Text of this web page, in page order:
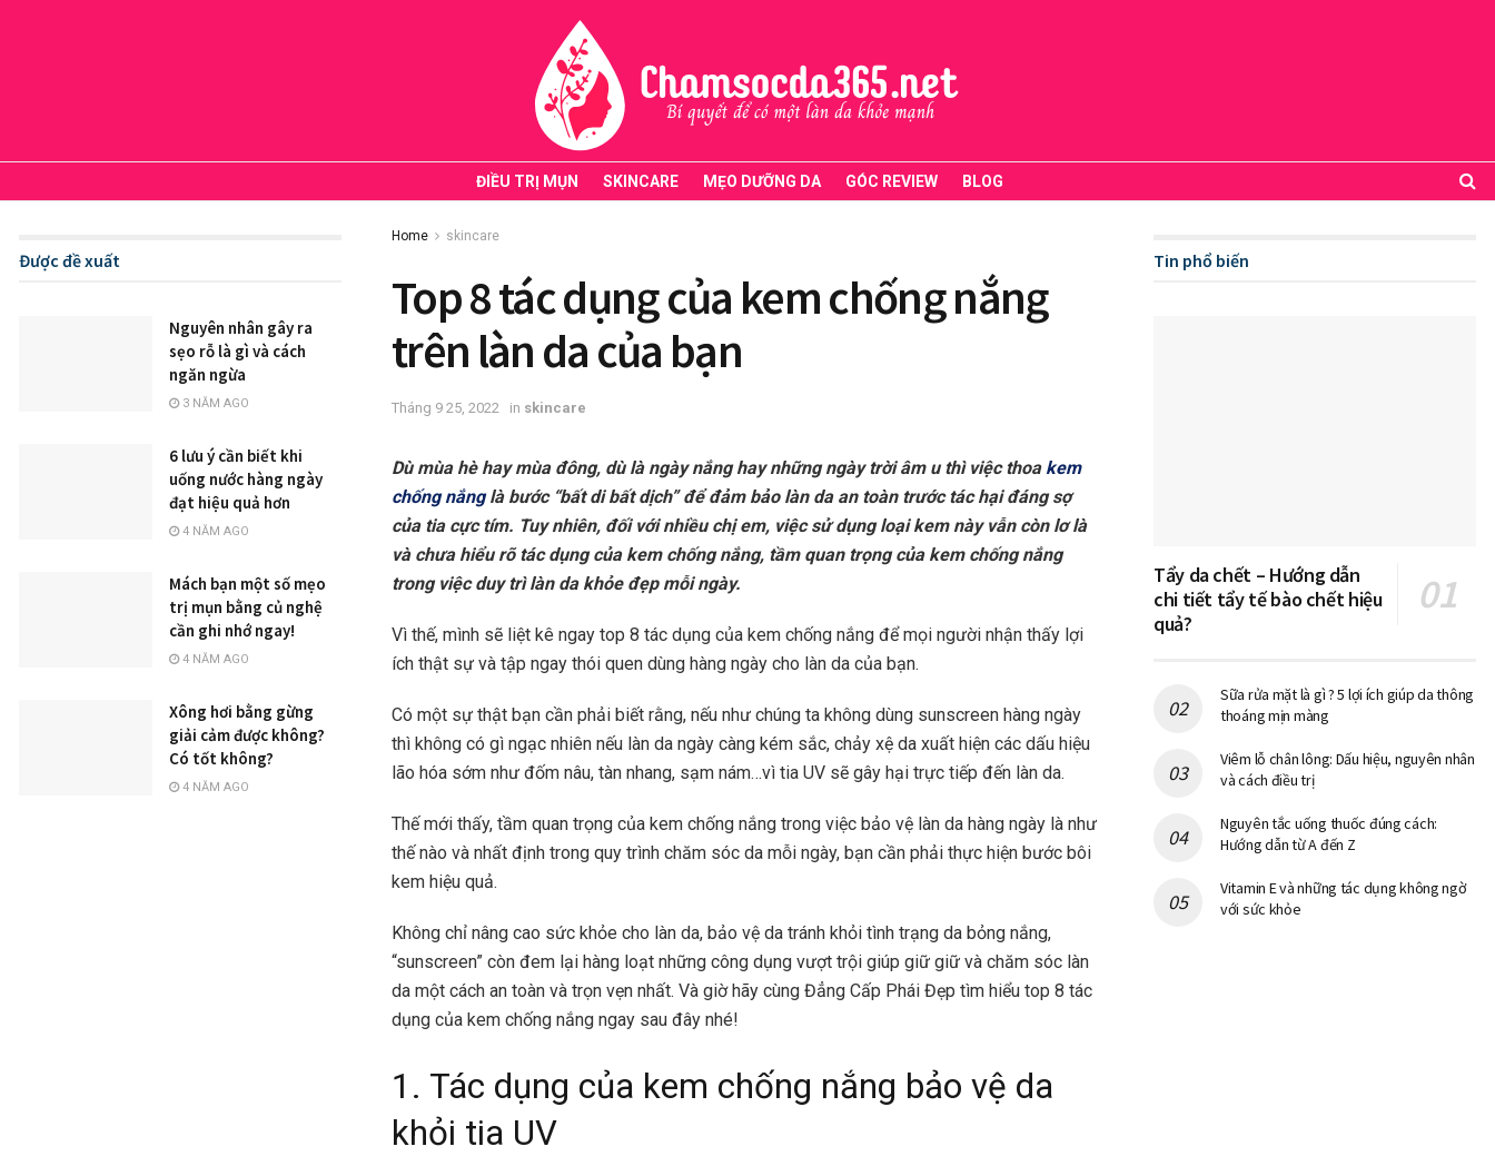
ĐIỀU TRỊ MỤN SKINCARE MẸO DƯỠNG DA GÓC REVIEW BLOG
Home skincare
Top 8 tác dụng của kem chống nắng
trên làn da của bạn
Tháng 9 25, 2022 in skincare
Dù mùa hè hay mùa đông, dù là ngày nắng hay những ngày trời âm u thì việc thoa kem
chống nắnglà bước “bất di bất dịch” để đảm bảo làn da an toàn trước tác hại đáng sợ
của tia cực tím. Tuy nhiên, đối với nhiều chị em, việc sử dụng loại kem này vẫn còn lơ là
và chưa hiểu rõ tác dụng của kem chống nắng, tầm quan trọng của kem chống nắng
trong việc duy trì làn da khỏe đẹp mỗi ngày.
Vì thế, mình sẽ liệt kê ngay top 8 tác dụng của kem chống nắng để mọi người nhận thấy lợi
ích thật sự và tập ngay thói quen dùng hàng ngày cho làn da của bạn.
Có một sự thật bạn cần phải biết rằng, nếu như chúng ta không dùng sunscreen hàng ngày
thì không có gì ngạc nhiên nếu làn da ngày càng kém sắc, chảy xệ da xuất hiện các dấu hiệu
lão hóa sớm như đốm nâu, tàn nhang, sạm nám…vì tia UV sẽ gây hại trực tiếp đến làn da.
Thế mới thấy, tầm quan trọng của kem chống nắng trong việc bảo vệ làn da hàng ngày là như
thế nào và nhất định trong quy trình chăm sóc da mỗi ngày, bạn cần phải thực hiện bước bôi
kem hiệu quả.
Không chỉ nâng cao sức khỏe cho làn da, bảo vệ da tránh khỏi tình trạng da bỏng nắng,
“sunscreen” còn đem lại hàng loạt những công dụng vượt trội giúp giữ giữ và chăm sóc làn
da một cách an toàn và trọn vẹn nhất. Và giờ hãy cùng Đẳng Cấp Phái Đẹp tìm hiểu top 8 tác
dụng của kem chống nắng ngay sau đây nhé!
1. Tác dụng của kem chống nắng bảo vệ da
khỏi tia UV
Được đề xuất
Nguyên nhân gây ra
sẹo rỗ là gì và cách
ngăn ngừa
3 NĂM AGO
6 lưu ý cần biết khi
uống nước hàng ngày
đạt hiệu quả hơn
4 NĂM AGO
Mách bạn một số mẹo
trị mụn bằng củ nghệ
cần ghi nhớ ngay!
4 NĂM AGO
Xông hơi bằng gừng
giải cảm được không?
Có tốt không?
4 NĂM AGO
Tin phổ biến
Tẩy da chết – Hướng dẫn
chi tiết tẩy tế bào chết hiệu
quả?
Sữa rửa mặt là gì ? 5 lợi ích giúp da thông
thoáng mịn màng
Viêm lỗ chân lông: Dấu hiệu, nguyên nhân
và cách điều trị
Nguyên tắc uống thuốc đúng cách:
Hướng dẫn từ A đến Z
Vitamin E và những tác dụng không ngờ
với sức khỏe